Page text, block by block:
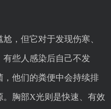
，但它对于发现伤寒、
些人感染后自己不发
他们的粪便中会持续排
胸部X光则是快速、有效